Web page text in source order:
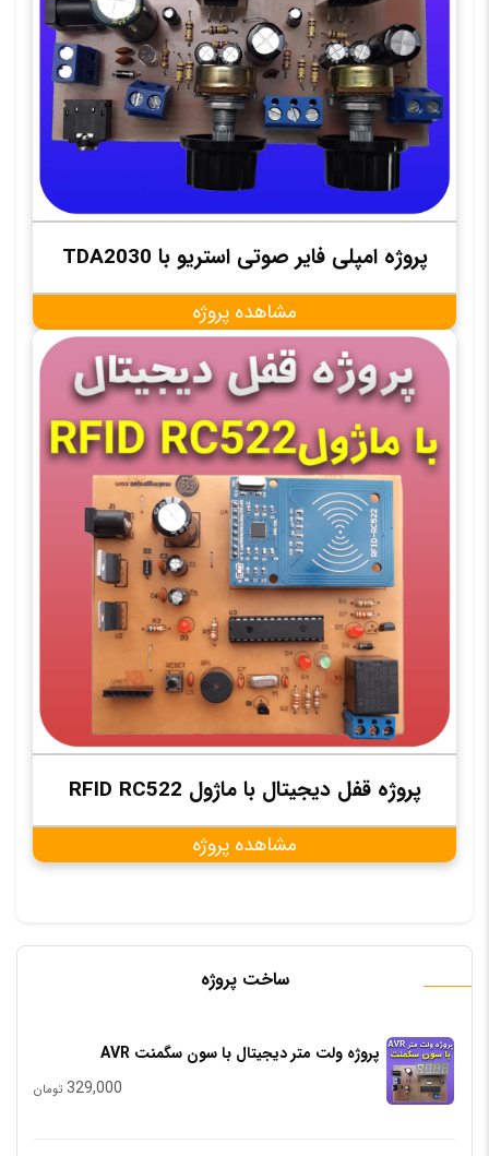
ساخت پروژه
پروژه ولت متر دیجیتال با سون سگمنت AVR
329,000 تومان
پروژه امپلی فایر صوتی استریو با TDA2030
مشاهده پروژه
پروژه قفل دیجیتال با ماژول RFID RC522
مشاهده پروژه